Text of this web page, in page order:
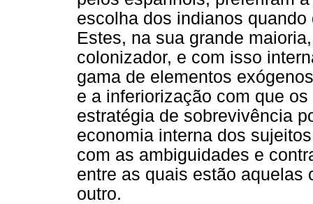
escolha dos indianos
Estes, na sua grande
colonizador, e com isso
gama de elementos
e a inferiorização com que
estratégia de sobrevivência
economia interna dos
com as ambiguidades e
entre as quais estão aquelas
outro.